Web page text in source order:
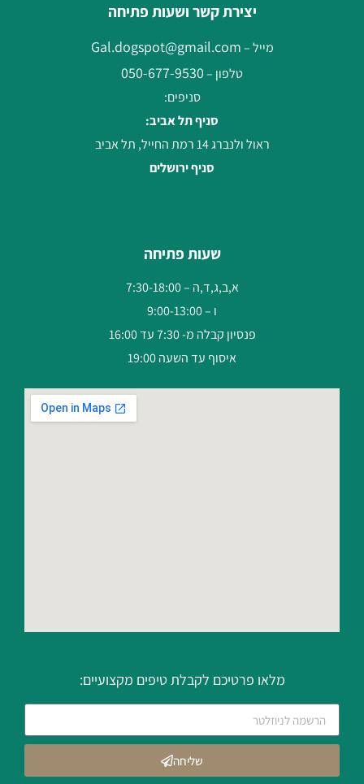
יצירת קשר ושעות פתיחה
מייל –Gal.dogspot@gmail.com
טלפון –050-677-9530
סניפים:
סניף תל אביב:
ראול ולנברג 14 רמת החייל, תל אביב
סניף ירושלים
שעות פתיחה
א,ב,ג,ד,ה – 7:30-18:00
ו – 9:00-13:00
פנסיון קבלה מ- 7:30 עד 16:00
איסוף עד השעה 19:00
מלאו פרטיכם לקבלת טיפים מקצועיים:
שליחה